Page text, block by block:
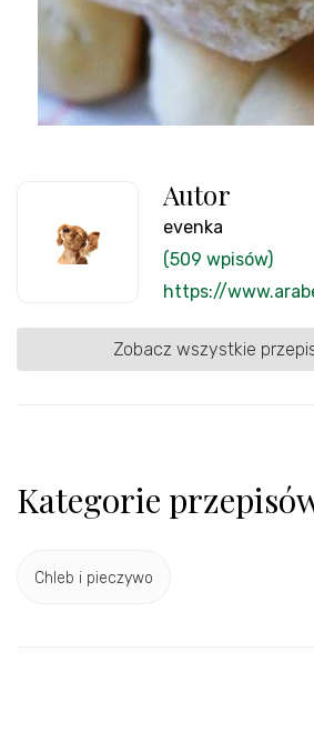
Autor
evenka
(509 wpisów)
https://
Zobacz wszystkie
Kategorie
Chleb i pieczywo